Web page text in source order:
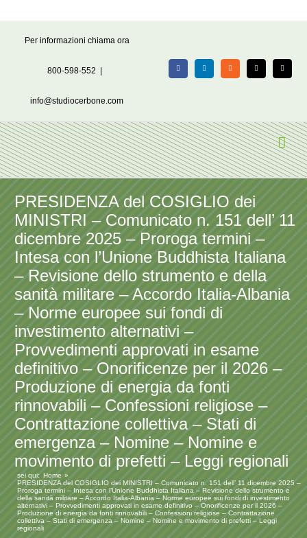
Per informazioni chiama ora
800-598-552
info@studiocerbone.com
FacebookLinkedIn Rss X Email
PRESIDENZA del COSIGLIO dei
MINISTRI – Comunicato n. 151 dell’ 11
dicembre 2025 – Proroga termini –
Intesa con l’Unione Buddhista Italiana
– Revisione dello strumento e della
sanità militare – Accordo Italia-Albania
– Norme europee sui fondi di
investimento alternativi –
Provvedimenti approvati in esame
definitivo – Onorificenze per il 2026 –
Produzione di energia da fonti
rinnovabili – Confessioni religiose –
Contrattazione collettiva – Stati di
emergenza – Nomine – Nomine e
movimento di prefetti – Leggi regionali
sei qui: Home
PRESIDENZA del COSIGLIO dei MINISTRI – Comunicato n. 151 dell’ 11 dicembre 2025 –
Proroga termini – Intesa con l’Unione Buddhista Italiana – Revisione dello strumento e
della sanità militare – Accordo Italia-Albania – Norme europee sui fondi di investimento
alternativi – Provvedimenti approvati in esame definitivo – Onorificenze per il 2026 –
Produzione di energia da fonti rinnovabili – Confessioni religiose – Contrattazione
collettiva – Stati di emergenza – Nomine – Nomine e movimento di prefetti – Leggi
regionali